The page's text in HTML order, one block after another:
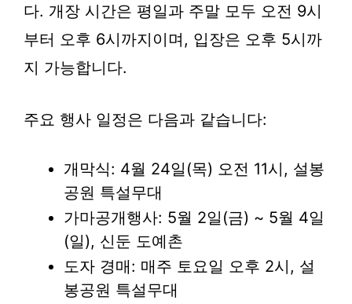
다. 개장 시간은 평일과 주말 모두 오전 9시
부터 오후 6시까지이며, 입장은 오후 5시까
지 가능합니다.
주요 행사 일정은 다음과 같습니다:
개막식: 4월 24일(목) 오전 11시, 설봉
공원 특설무대
가마공개행사: 5월 2일(금) ~ 5월 4일
(일), 신둔 도예촌
도자 경매: 매주 토요일 오후 2시, 설
봉공원 특설무대